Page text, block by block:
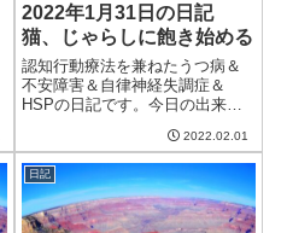
2022年1月31日の日記
猫、じゃらしに飽き始める
認知行動療法を兼ねたうつ病＆
不安障害＆自律神経失調症＆
HSPの日記です。今日の出来事
季節らしい気温と天気だった。
最近天気の変化がなくてあまり
書くことがない。妻は月末とい
うこともあり忙しく、いつもは
午前中だけの仕事...
2022.02.01
日記